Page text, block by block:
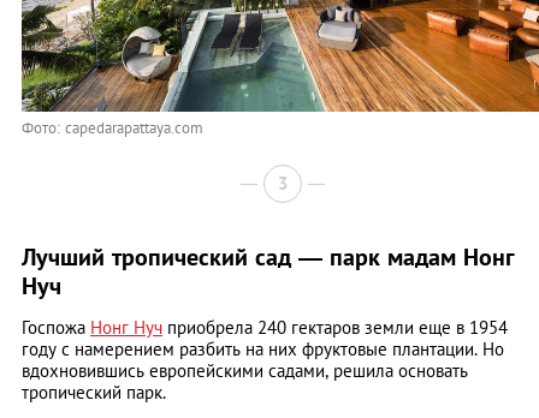
Фото: capedarapattaya.com
3
Лучший тропический сад — парк мадам Нонг
Нуч
Госпожа Нонг Нуч приобрела 240 гектаров земли еще в 1954
году с намерением разбить на них фруктовые плантации. Но
вдохновившись европейскими садами, решила основать
тропический парк.